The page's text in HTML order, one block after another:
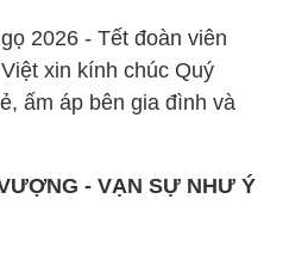
2026 - Tết đoàn viên
xin kính chúc Quý
ấm áp bên gia đình và
- VẠN SỰ NHƯ Ý